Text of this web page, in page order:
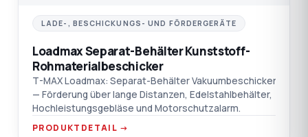
LADE-, BESCHICKUNGS- UND FÖRDERGERÄTE
Loadmax Separat-Behälter Kunststoff-
Rohmaterialbeschicker
T-MAX Loadmax: Separat-Behälter Vakuumbeschicker
— Förderung über lange Distanzen, Edelstahlbehälter,
Hochleistungsgebläse und Motorschutzalarm.
PRODUKTDETAIL →